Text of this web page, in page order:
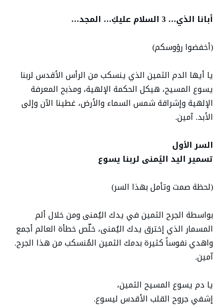
أبانا الذي… 3 السلام عليكِ… المجد…
(أخفضوا رؤوسكم)
يا أيها الدم الثمين الذي ينسكب من الرأس الأقدس لربنا
يسوع المسيح، هيكل الحكمة الإلهية، ومذبح المعرفة
الإلهية وإشراقة شمس السماء والأرض، غطينا الآن وإلى
الأبد. آمين.
السر الأول
تسمير اليد اليُمنى لربنا يسوع
(لحظة صمت وتأمل بهذا السر)
بواسطة الجرح الثمين في يدك اليُمنى ومن خلال ألم
المسمار الذي إخترق يدك اليُمنى، خلّص خطأة العالم أجمع
واهدي نفوساً كثيرة بدمك الثمين المُنسكب من هذا الجرح.
آمين.
يا دم يسوع المسيح الثمين،
إشفي جروح القلب الأقدس ليسوع.